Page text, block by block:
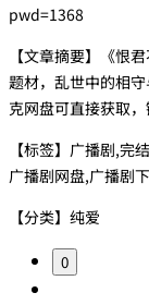
pwd=1368
【文章摘要】《恨
题材，乱世中的相
克网盘可直接获取，
【标签】广播剧,完
广播剧网盘,广播剧
【分类】纯爱
0